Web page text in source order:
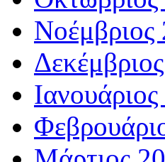
Νοέμβριος